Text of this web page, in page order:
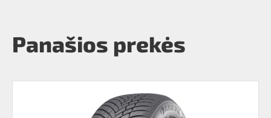
Panašios prekės